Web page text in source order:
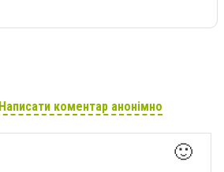
Написати коментар анонімно
🙂